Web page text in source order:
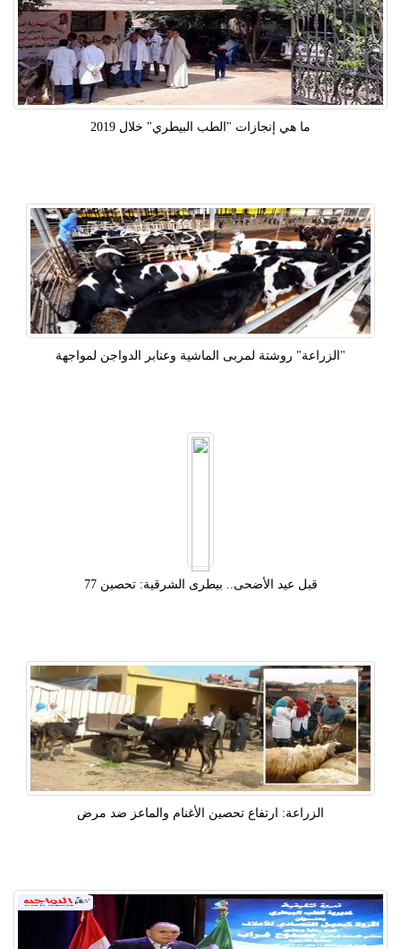
ما هي إنجازات "الطب البيطري" خلال 2019
"الزراعة" روشتة لمربى الماشية وعنابر الدواجن لمواجهة
قبل عيد الأضحى.. بيطرى الشرقية: تحصين 77
الزراعة: ارتفاع تحصين الأغنام والماعز ضد مرض